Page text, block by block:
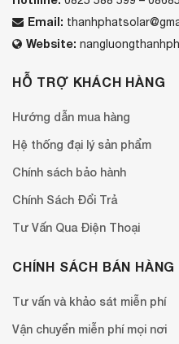
Email:
Website:
HỖ TRỢ KHÁCH HÀNG
Hướng dẫn mua hàng
Hệ thống đại lý sản phẩm
Chính sách bảo hành
Chính Sách Đổi Trả
Tư Vấn Qua Điện Thoại
CHÍNH SÁCH BÁN HÀNG
Tư vấn và khảo sát miễn phí
Vận chuyển miễn phí mọi nơi